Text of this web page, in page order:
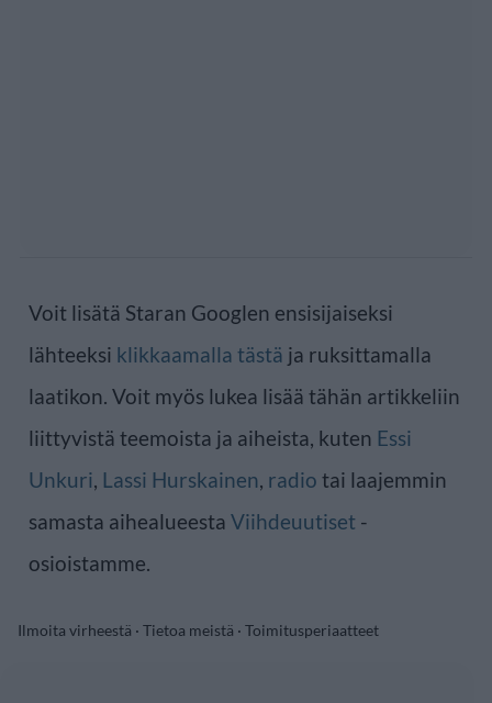
Voit lisätä Staran Googlen ensisijaiseksi
lähteeksi klikkaamalla tästä ja ruksittamalla
laatikon. Voit myös lukea lisää tähän artikkeliin
liittyvistä teemoista ja aiheista, kuten Essi
Unkuri, Lassi Hurskainen, radio tai laajemmin
samasta aihealueesta Viihdeuutiset -
osioistamme.
Ilmoita virheestä · Tietoa meistä · Toimitusperiaatteet